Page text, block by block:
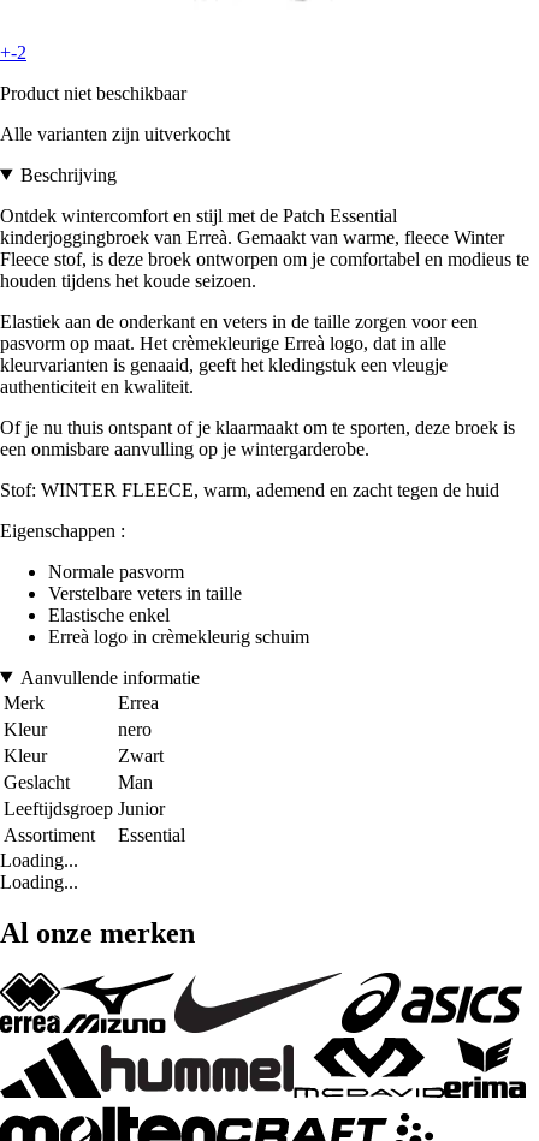
+-2
Product niet beschikbaar
Alle varianten zijn uitverkocht
Beschrijving
Ontdek wintercomfort en stijl met de Patch Essential
kinderjoggingbroek van Erreà. Gemaakt van warme, fleece Winter
Fleece stof, is deze broek ontworpen om je comfortabel en modieus te
houden tijdens het koude seizoen.
Elastiek aan de onderkant en veters in de taille zorgen voor een
pasvorm op maat. Het crèmekleurige Erreà logo, dat in alle
kleurvarianten is genaaid, geeft het kledingstuk een vleugje
authenticiteit en kwaliteit.
Of je nu thuis ontspant of je klaarmaakt om te sporten, deze broek is
een onmisbare aanvulling op je wintergarderobe.
Stof: WINTER FLEECE, warm, ademend en zacht tegen de huid
Eigenschappen :
Normale pasvorm
Verstelbare veters in taille
Elastische enkel
Erreà logo in crèmekleurig schuim
Aanvullende informatie
Merk
Errea
Kleur
nero
Kleur
Zwart
Geslacht
Man
Leeftijdsgroep Junior
Assortiment
Essential
Loading...
Loading...
Al onze merken